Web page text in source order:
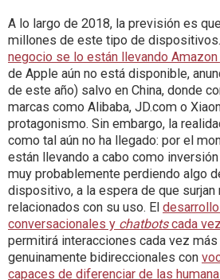
A lo largo de 2018, la previsión es
millones de este tipo de
negocio se lo están llevando Amazon
de Apple aún no está disponible,
de este año) salvo en China, donde
marcas como Alibaba, JD.com o
protagonismo. Sin embargo, la
como tal aún no ha llegado: por el
están llevando a cabo como
muy probablemente perdiendo algo
dispositivo, a la espera de que
relacionados con su uso. El
conversacionales y chatbotscada
permitirá interacciones cada vez
genuinamente bidireccionales con
capaces de diferenciar de las